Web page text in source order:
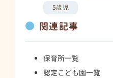
5歳児
関連記事
保育所一覧
認定こども園一覧